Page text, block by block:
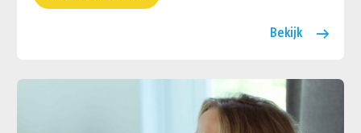
Bekijk